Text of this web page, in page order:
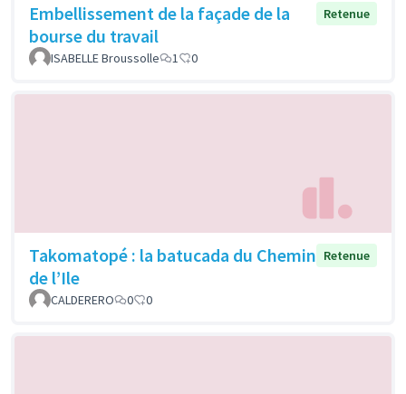
Embellissement de la façade de la
bourse du travail
Retenue
ISABELLE Broussolle 1 0
Takomatopé : la batucada du Chemin
de l’Ile
Retenue
CALDERERO 0 0